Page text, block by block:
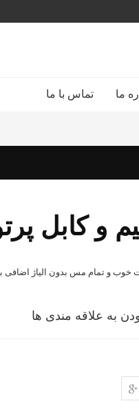
ما تماس با ما
کابل
خوب و تمام مس بدون الیاژ اضافی
به علاقه مندی ها